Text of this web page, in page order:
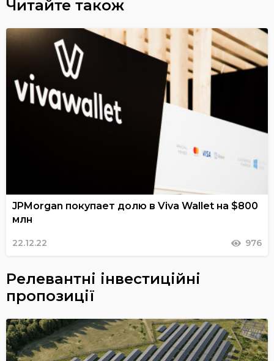
Читайте також
JPMorgan покупает долю в Viva Wallet на $800
млн
22.12.22 976
Релевантні інвестиційні
пропозиції